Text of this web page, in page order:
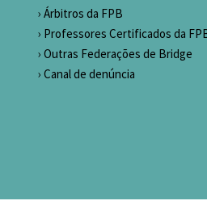
Árbitros da FPB
Professores Certificados da
Outras Federações de Bridge
Canal de denúncia